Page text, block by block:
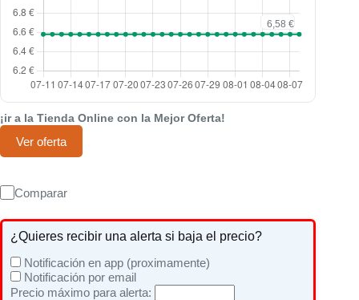
¡ir a la Tienda Online con la Mejor Oferta!
Ver oferta
Comparar
¿Quieres recibir una alerta si baja el precio?
Notificación en app (proximamente)
Notificación por email
Precio máximo para alerta: